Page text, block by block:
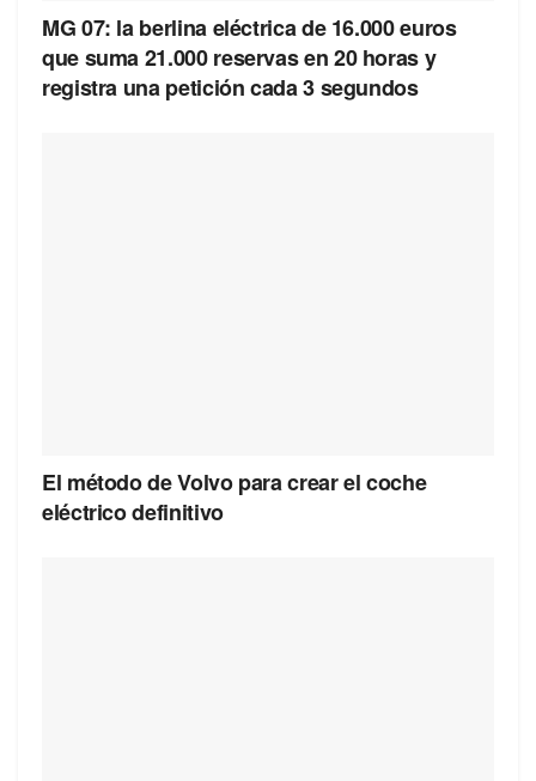
MG 07: la berlina eléctrica de 16.000 euros
que suma 21.000 reservas en 20 horas y
registra una petición cada 3 segundos
El método de Volvo para crear el coche
eléctrico definitivo